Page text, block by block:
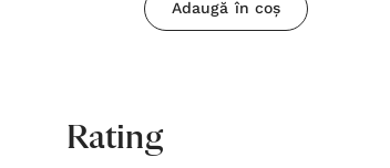
Adaugă în coș
Rating